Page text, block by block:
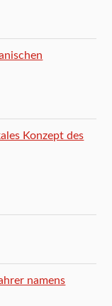
Konzept des
namens